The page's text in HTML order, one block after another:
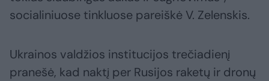
socialiniuose tinkluose pareiškė V. Zelenskis.
Ukrainos valdžios institucijos trečiadienį
pranešė, kad naktį per Rusijos raketų ir dronų